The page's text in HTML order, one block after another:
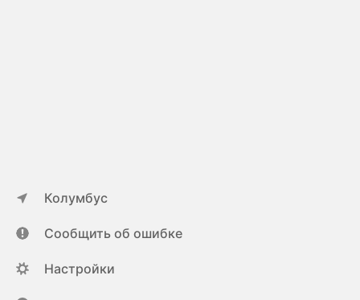
Колумбус
Сообщить об ошибке
Настройки